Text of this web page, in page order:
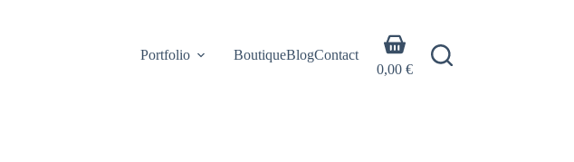
Portfolio BoutiqueBlogContact
Panier
d’achat
0,00 €